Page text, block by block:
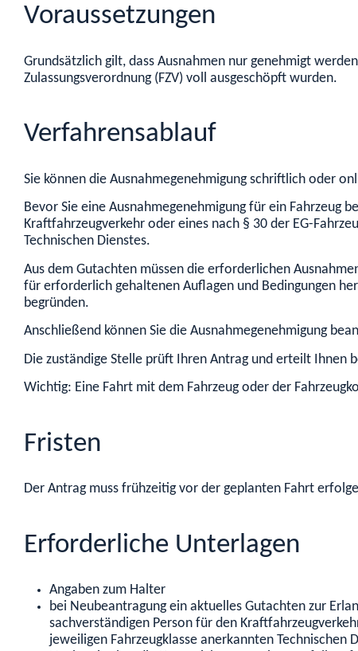
Voraussetzungen
Grundsätzlich gilt, dass Ausnahmen nur genehmigt
Zulassungsverordnung (FZV) voll ausgeschöpft wurden.
Verfahrensablauf
Sie können die Ausnahmegenehmigung schriftlich oder
Bevor Sie eine Ausnahmegenehmigung für ein Fahrzeug
Kraftfahrzeugverkehr oder eines nach § 30 der EG-
Technischen Dienstes.
Aus dem Gutachten müssen die erforderlichen
für erforderlich gehaltenen Auflagen und Bedingungen
begründen.
Anschließend können Sie die Ausnahmegenehmigung
Die zuständige Stelle prüft Ihren Antrag und erteilt Ihnen
Wichtig: Eine Fahrt mit dem Fahrzeug oder der
Fristen
Der Antrag muss frühzeitig vor der geplanten Fahrt
Erforderliche Unterlagen
Angaben zum Halter
bei Neubeantragung ein aktuelles Gutachten zur
sachverständigen Person für den
jeweiligen Fahrzeugklasse anerkannten Technischen